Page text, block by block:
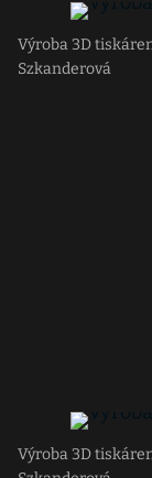
Výroba 3D
Szkanderová
Výroba 3D